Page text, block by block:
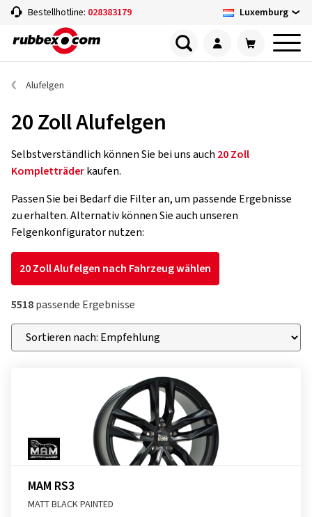
Bestellhotline: 028383179 Luxemburg
Alufelgen
20 Zoll Alufelgen
Selbstverständlich können Sie bei uns auch 20 Zoll
Kompletträderkaufen.
Passen Sie bei Bedarf die Filter an, um passende Ergebnisse
zu erhalten. Alternativ können Sie auch unseren
Felgenkonfigurator nutzen:
20 Zoll Alufelgen nach Fahrzeug wählen
5518passende Ergebnisse
MAM RS3
MATT BLACK PAINTED